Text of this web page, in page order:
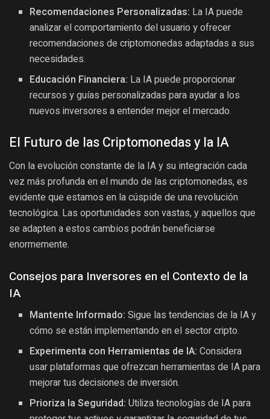
Recomendaciones Personalizadas: La IA puede
analizar el comportamiento del usuario y ofrecer
recomendaciones de criptomonedas adaptadas a sus
necesidades.
Educación Financiera: La IA puede proporcionar
recursos y guías personalizadas para ayudar a los
nuevos inversores a entender mejor el mercado.
El Futuro de las Criptomonedas y la IA
Con la evolución constante de la IA y su integración cada
vez más profunda en el mundo de las criptomonedas, es
evidente que estamos en la cúspide de una revolución
tecnológica. Las oportunidades son vastas, y aquellos que
se adapten a estos cambios podrán beneficiarse
enormemente.
Consejos para Inversores en el Contexto de la
IA
Mantente Informado: Sigue las tendencias de la IA y
cómo se están implementando en el sector cripto.
Experimenta con Herramientas de IA: Considera
usar plataformas que ofrezcan herramientas de IA para
mejorar tus decisiones de inversión.
Prioriza la Seguridad: Utiliza tecnologías de IA para